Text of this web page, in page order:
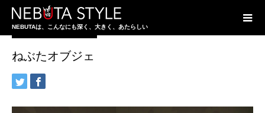
NEBUTAは、こんなにも深く、大きく、あたらしい
CREATIVE NEBUTA
ねぶたオブジェ